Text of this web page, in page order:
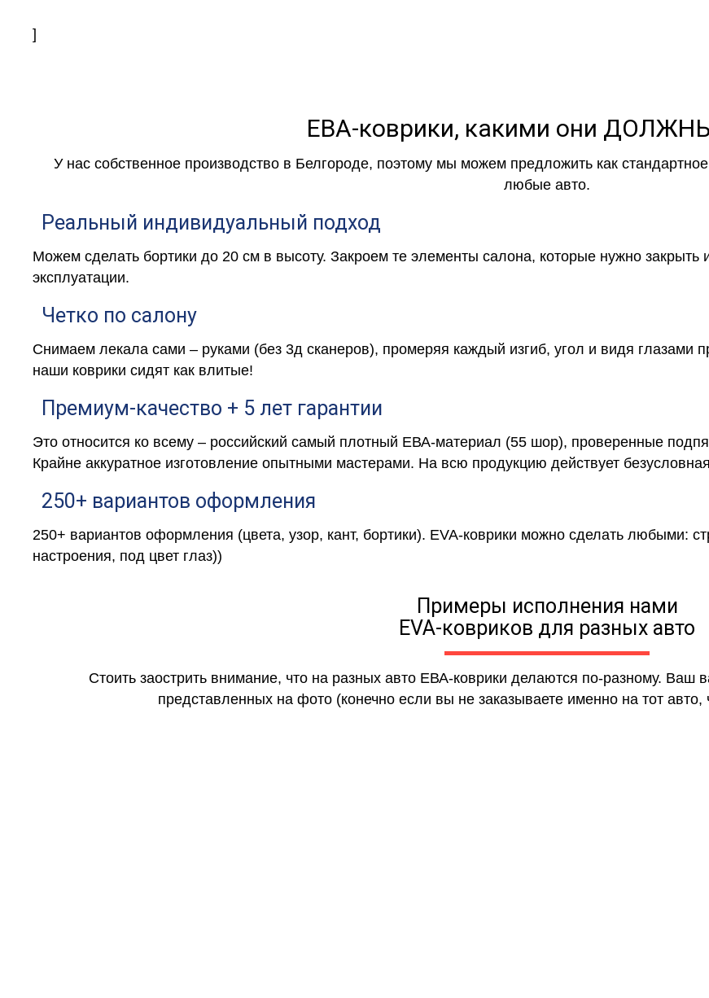
]
ЕВА-коврики, какими они
У нас собственное производство в Белгороде, поэтому мы можем предложить как
любые авто.
Реальный индивидуальный подход
Можем сделать бортики до 20 см в высоту. Закроем те элементы салона, которые нужно
эксплуатации.
Четко по салону
Снимаем лекала сами – руками (без 3д сканеров), промеряя каждый изгиб, угол и видя глазами
наши коврики сидят как влитые!
Премиум-качество + 5 лет гарантии
Это относится ко всему – российский самый плотный ЕВА-материал (55 шор), проверенные
Крайне аккуратное изготовление опытными мастерами. На всю продукцию действует
250+ вариантов оформления
250+ вариантов оформления (цвета, узор, кант, бортики). EVA-коврики можно сделать любыми:
настроения, под цвет глаз))
Примеры исполнения нами
EVA-ковриков для разных авто
Стоить заострить внимание, что на разных авто ЕВА-коврики делаются по-разному. Ваш
представленных на фото (конечно если вы не заказываете именно на тот авто,